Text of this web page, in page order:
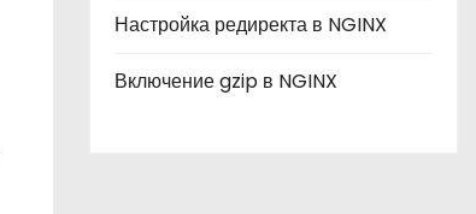
Настройка редиректа в NGINX
Включение gzip в NGINX